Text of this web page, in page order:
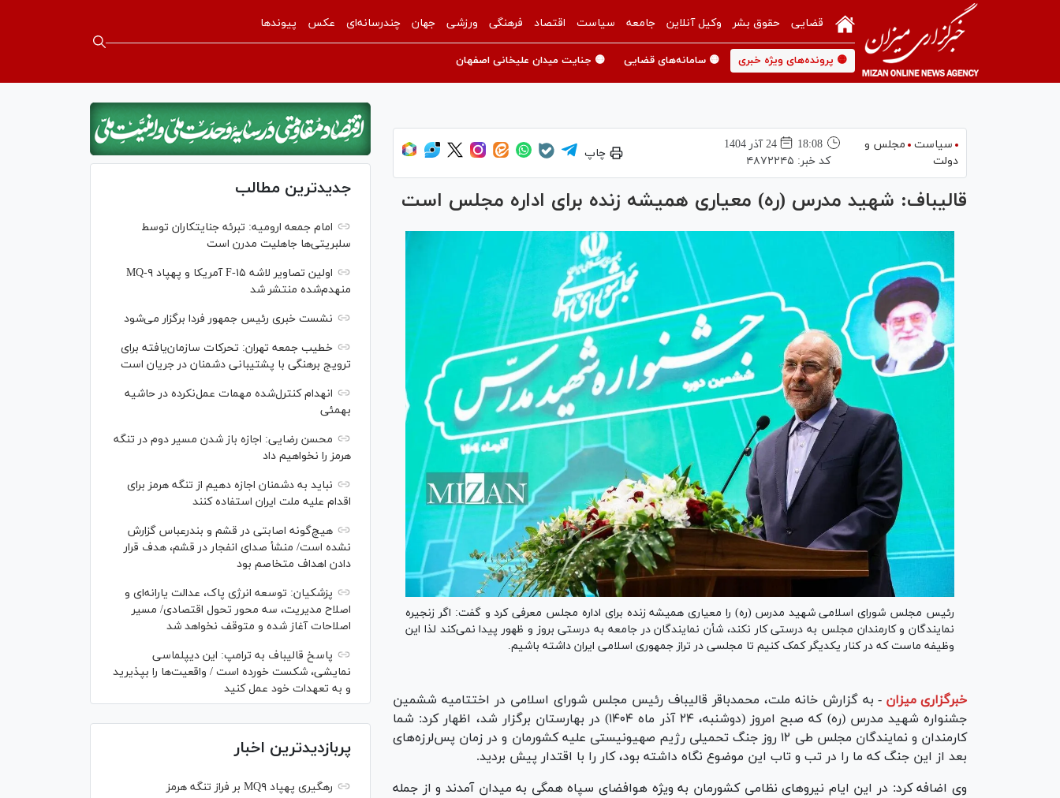
قضایی حقوق بشر وکیل آنلاین جامعه سیاست اقتصاد فرهنگی ورزشی جهان چندرسانه‌ای عکس پیوندها
🟡 پرونده‌های ویژه خبری 🟡 سامانه‌های قضایی 🟡 جنایت میدان علیخانی اصفهان
سیاست
مجلس و
دولت
18:08
24 آذر 1404
کد خبر: ۴۸۷۲۲۴۵
چاپ
قالیباف: شهید مدرس (ره) معیاری همیشه زنده برای اداره مجلس است
رئیس مجلس شورای اسلامی شهید مدرس (ره) را معیاری همیشه زنده برای اداره مجلس معرفی کرد و گفت: اگر زنجیره
نمایندگان و کارمندان مجلس به درستی کار نکند، شأن نمایندگان در جامعه به درستی بروز و ظهور پیدا نمی‌کند لذا این
وظیفه ماست که در کنار یکدیگر کمک کنیم تا مجلسی در تراز جمهوری اسلامی ایران داشته باشیم.
خبرگزاری میزان - به گزارش خانه ملت، محمدباقر قالیباف رئیس مجلس شورای اسلامی در اختتامیه ششمین
جشنواره شهید مدرس (ره) که صبح امروز (دوشنبه، ۲۴ آذر ماه ۱۴۰۴) در بهارستان برگزار شد، اظهار کرد: شما
کارمندان و نمایندگان مجلس طی ۱۲ روز جنگ تحمیلی رژیم صهیونیستی علیه کشورمان و در زمان پس‌لرزه‌های
بعد از این جنگ که ما را در تب و تاب این موضوع نگاه داشته بود، کار را با اقتدار پیش بردید.
وی اضافه کرد: در این ایام نیرو‌های نظامی کشورمان به ویژه هوافضای سپاه همگی به میدان آمدند و از جمله
جدیدترین مطالب
امام جمعه ارومیه: تبرئه جنایتکاران توسط
سلبریتی‌ها جاهلیت مدرن است
اولین تصاویر لاشه F-۱۵ آمریکا و پهپاد MQ-۹
منهدم‌شده منتشر شد
نشست خبری رئیس‌ جمهور فردا برگزار می‌شود
خطیب جمعه تهران: تحرکات سازمان‌یافته برای
ترویج برهنگی با پشتیبانی دشمنان در جریان است
انهدام کنترل‌شده مهمات عمل‌نکرده در حاشیه
بهمئی
محسن رضایی: اجازه باز شدن مسیر دوم در تنگه
هرمز را نخواهیم داد
نباید به دشمنان اجازه دهیم از تنگه هرمز برای
اقدام علیه ملت ایران استفاده کنند
هیچ‌گونه اصابتی در قشم و بندرعباس گزارش
نشده است/ منشأ صدای انفجار در قشم، هدف قرار
دادن اهداف متخاصم بود
پزشکیان: توسعه انرژی پاک، عدالت یارانه‌ای و
اصلاح مدیریت، سه محور تحول اقتصادی/ مسیر
اصلاحات آغاز شده و متوقف نخواهد شد
پاسخ قالیباف به ترامپ: این دیپلماسی
نمایشی، شکست خورده است / واقعیت‌ها را بپذیرید
و به تعهدات خود عمل کنید
پربازدیدترین اخبار
رهگیری پهپاد MQ۹ بر فراز تنگه هرمز